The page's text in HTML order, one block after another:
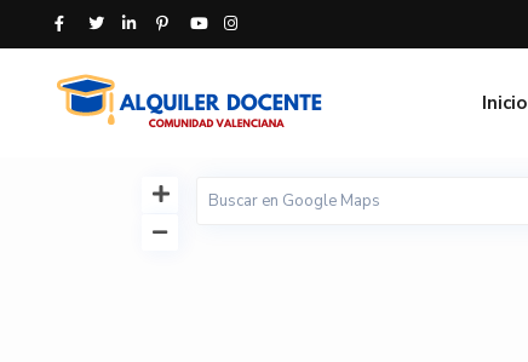
Inicio